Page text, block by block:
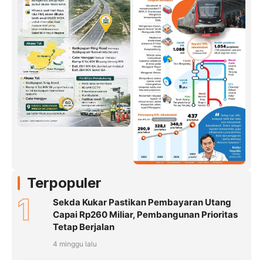
Terpopuler
1
Sekda Kukar Pastikan Pembayaran Utang
Capai Rp260 Miliar, Pembangunan Prioritas
Tetap Berjalan
4 minggu lalu